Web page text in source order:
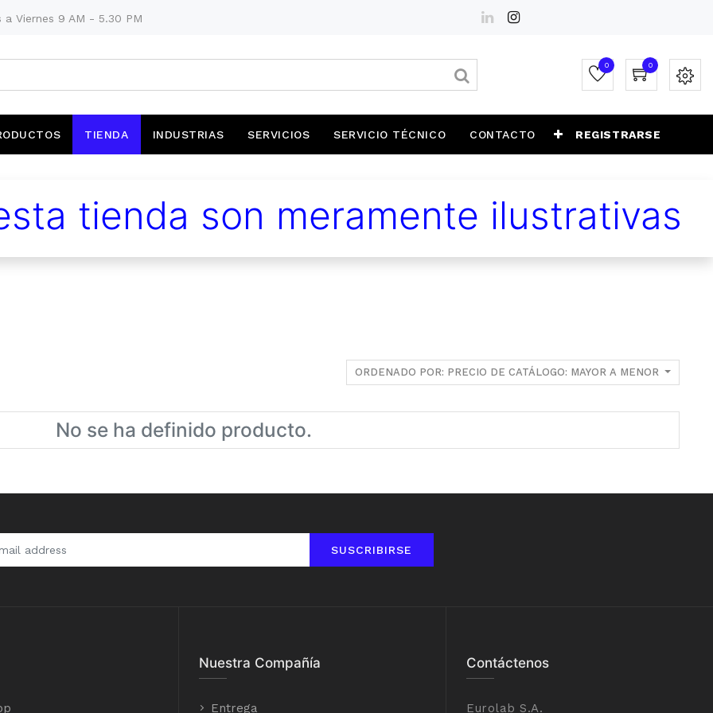
a Viernes 9 AM - 5.30 PM
0 0
TIENDA INDUSTRIAS SERVICIOS SERVICIO TÉCNICO CONTACTO REGISTRARSE
tienda son meramente ilustrativas
ORDENADO POR: PRECIO DE CATÁLOGO: MAYOR A MENOR
No se ha definido producto.
SUSCRIBIRSE
Nuestra Compañía
Entrega
Contáctenos
Eurolab S.A.